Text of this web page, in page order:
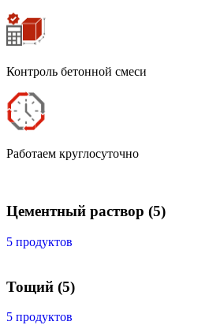
Контроль бетонной смеси
Работаем круглосуточно
Цементный раствор (5)
5 продуктов
Тощий (5)
5 продуктов